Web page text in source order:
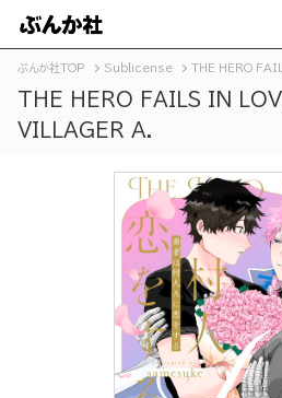
ぶんか社TOP Sublicense THE HERO
THE HERO FAILS IN
VILLAGER A.